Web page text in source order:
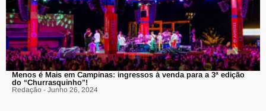
Menos é Mais em Campinas: ingressos à venda para a 3ª edição
do “Churrasquinho”!
Redação - Junho 26, 2024